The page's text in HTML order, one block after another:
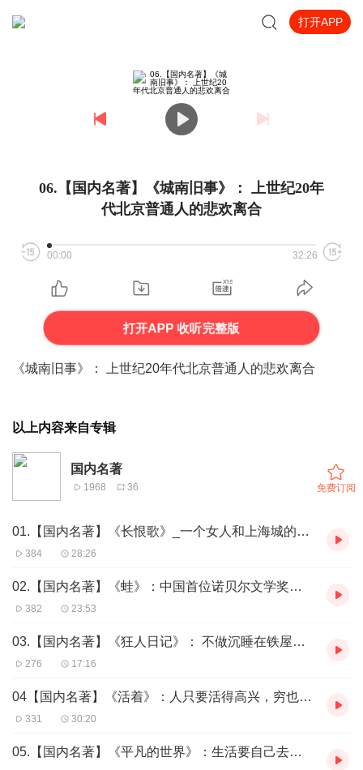
打开APP
06.【国内名著】《城南旧事》： 上世纪20年
代北京普通人的悲欢离合
00:00 32:26
打开APP 收听完整版
《城南旧事》： 上世纪20年代北京普通人的悲欢离合
以上内容来自专辑
国内名著
1968 36 免费订阅
01.【国内名著】《长恨歌》_一个女人和上海城的40年
384 28:26
02.【国内名著】《蛙》：中国首位诺贝尔文学奖获得者莫言代表作
382 23:53
03.【国内名著】《狂人日记》： 不做沉睡在铁屋中的人
276 17:16
04【国内名著】《活着》：人只要活得高兴，穷也不怕
331 30:20
05.【国内名著】《平凡的世界》：生活要自己去争取和奋斗